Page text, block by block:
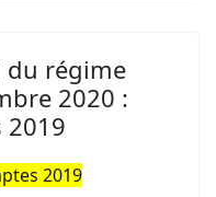
du régime
2020 :
2019
2019